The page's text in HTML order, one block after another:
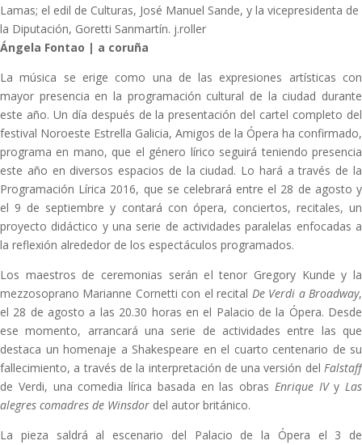
Lamas; el edil de Culturas, José Manuel Sande, y la vicepresidenta de
la Diputación, Goretti Sanmartín. j.roller
Ángela Fontao | a coruña
La música se erige como una de las expresiones artísticas con
mayor presencia en la programación cultural de la ciudad durante
este año. Un día después de la presentación del cartel completo del
festival Noroeste Estrella Galicia, Amigos de la Ópera ha confirmado,
programa en mano, que el género lírico seguirá teniendo presencia
este año en diversos espacios de la ciudad. Lo hará a través de la
Programación Lírica 2016, que se celebrará entre el 28 de agosto y
el 9 de septiembre y contará con ópera, conciertos, recitales, un
proyecto didáctico y una serie de actividades paralelas enfocadas a
la reflexión alrededor de los espectáculos programados.
Los maestros de ceremonias serán el tenor Gregory Kunde y la
mezzosoprano Marianne Cornetti con el recital De Verdi a Broadway,
el 28 de agosto a las 20.30 horas en el Palacio de la Ópera. Desde
ese momento, arrancará una serie de actividades entre las que
destaca un homenaje a Shakespeare en el cuarto centenario de su
fallecimiento, a través de la interpretación de una versión del Falstaff
de Verdi, una comedia lírica basada en las obras Enrique IVy Las
alegres comadres de Winsdor del autor británico.
La pieza saldrá al escenario del Palacio de la Ópera el 3 de